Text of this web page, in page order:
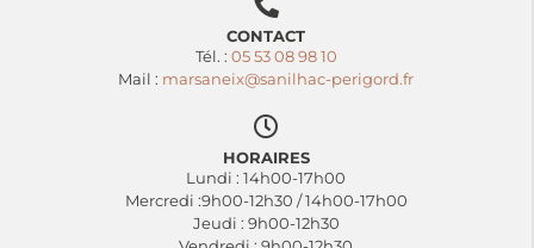
CONTACT
Tél. : 05 53 08 98 10
Mail : marsaneix@sanilhac-perigord.fr
HORAIRES
Lundi : 14h00-17h00
Mercredi :9h00-12h30 / 14h00-17h00
Jeudi : 9h00-12h30